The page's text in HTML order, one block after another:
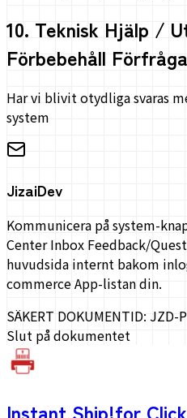
10. Teknisk Hjälp /
Förbebehåll
Har vi blivit otydliga svaras
system
JizaiDev
Kommunicera på system-
Center Inbox Feedback/
huvudsida internt bakom
commerce App-listan din.
SÄKERT DOKUMENTID: JZD-
Slut på dokumentet
Instant Ship!for